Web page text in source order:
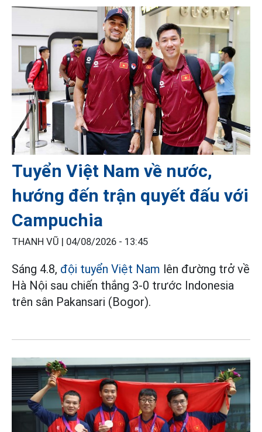
Tuyển Việt Nam về nước,
hướng đến trận quyết đấu với
Campuchia
THANH VŨ | 04/08/2026 - 13:45
Sáng 4.8, đội tuyển Việt Nam lên đường trở về
Hà Nội sau chiến thắng 3-0 trước Indonesia
trên sân Pakansari (Bogor).